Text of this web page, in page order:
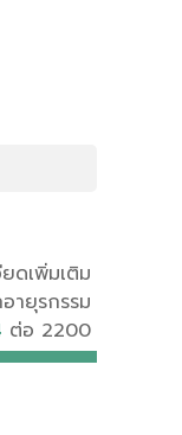
ดเพิ่มเติม
ายุรกรรม
ต่อ 2200